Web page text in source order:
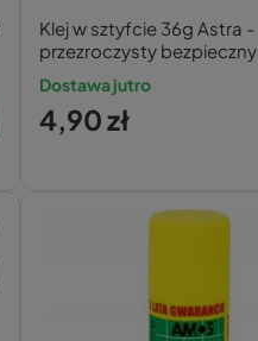
Klej w sztyfcie 36g Astra -
przezroczysty bezpieczny
Dostawa jutro
4,90 zł